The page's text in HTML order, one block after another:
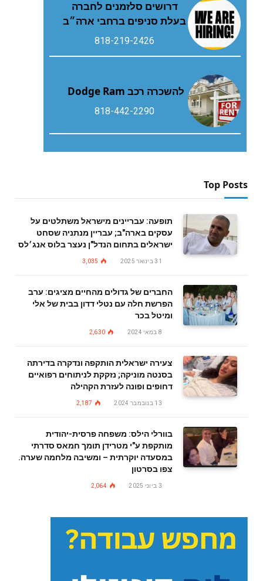
דרושים סלזמנים לחברה
בעלת סניפים ברחבי ארה״ב
818-219-2426
להשכרה רכב Dodge Ram
818-442-2290
Top Posts
תופעה: עבריינים מישראל משתלטים על
עסקים בארה"ב; עבריין מנתניה שסחט
ישראלים בתחום הנדל"ן נעצר בלוס אנג׳לס
31 בינואר 2025 3,035
החברים של גדולים מהחיים מציגים: ערב
הפרשת חלה עם נטלי דדון בבית של אלי
ומיטל בכר
8 במאי 2024 2,630
צעירה ישראלית הותקפה ונדקרה בדירתה
בסנטה מוניקה; נזקקת לניתוחים רפואיים
דחופים ופונה לעזרת הקהילה
13 בנובמבר 2024 2,187
בוורלי הילס: משפחה פרסית-יהודית
מותקפת ע"י מטרידן תומך חמאס סדרתי
במסעדה יוקרתית – ומשיבה מלחמה שערה.
צפו בסרטון
3 ביוני 2025 2,064